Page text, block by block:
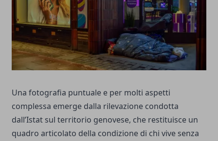
Una fotografia puntuale e per molti aspetti
complessa emerge dalla rilevazione condotta
dall’Istat sul territorio genovese, che restituisce un
quadro articolato della condizione di chi vive senza